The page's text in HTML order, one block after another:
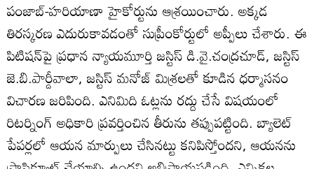
పంజాబ్‌-హరియాణా హైకోర్టును ఆశ్రయించారు. అక్కడ
తిరస్కరణ ఎదురుకావడంతో సుప్రీంకోర్టులో అప్పీలు చేశారు. ఈ
పిటిషన్‌పై ప్రధాన న్యాయమూర్తి జస్టిస్‌ డి.వై.చంద్రచూడ్‌, జస్టిస్‌
జె.బి.పార్డీవాలా, జస్టిస్‌ మనోజ్‌ మిశ్రలతో కూడిన ధర్మాసనం
విచారణ జరిపింది. ఎనిమిది ఓట్లను రద్దు చేసే విషయంలో
రిటర్నింగ్‌ అధికారి ప్రవర్తించిన తీరును తప్పుపట్టింది. బ్యాలెట్‌
పేపర్లలో ఆయన మార్పులు చేసినట్టు కనిపిస్తోందని, ఆయనను